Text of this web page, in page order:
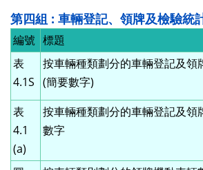
第四組 : 車輛登記、領牌及檢驗統
編號 標題
表
4.1S
按車輛種類劃分的車輛登記及領
(簡要數字)
表
4.1
(a)
按車輛種類劃分的車輛登記及領
數字